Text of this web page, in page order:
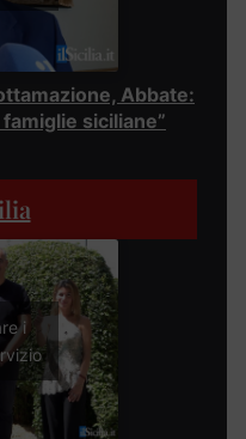
Abbate:
siciliane”
i